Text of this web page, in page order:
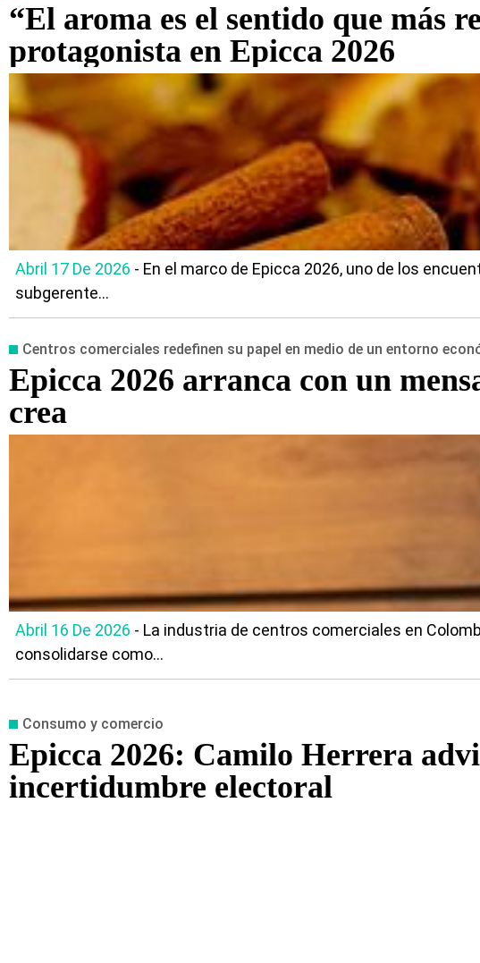
“El aroma es el sentido que más
protagonista en Epicca 2026
Abril 17 De 2026 - En el marco de Epicca 2026, uno de los
subgerente...
Centros comerciales redefinen su papel en medio de un entorno
Epicca 2026 arranca con un
crea
Abril 16 De 2026 - La industria de centros comerciales en
consolidarse como...
Consumo y comercio
Epicca 2026: Camilo Herrera
incertidumbre electoral